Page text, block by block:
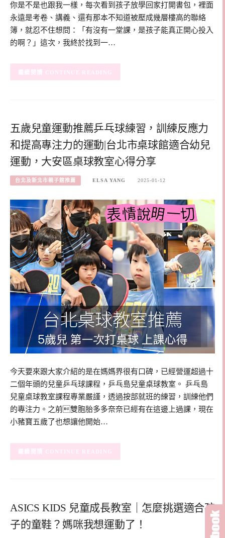
你是不是也跟我一樣，每次看到孩子放學回家打開書包，裡面
永遠是考卷、講義、還有那本不知道被壓成幾層樓高的聯絡
簿，就忍不住想問：「有沒有一堂課，是孩子能真正開心投入
的啊？」這次，我終於找到一…
CONTINUE READING
五歲兒童運動推薦乒乓球練習，訓練反應力
和提高專注力的運動|台北市桌球館適合幼兒
運動，大安區桌球教室心得分享
台北及新北市親子館推薦 ELSA YANG 2025-01-12
今天要來跟大家介紹的是在媽媽界很有口碑，已經營運超過十
二個年頭的兒童乒乓球課程，乒乓島兒童桌球教室。 乒乓島
兒童桌球教室課程專業嚴謹，透過按部就班的練習，訓練他們
的專注力。之前雙胞胎多多奈奈已經有在這邊上過課，現在
小豬寶五歲了也想讓他開始…
CONTINUE READING
ASICS KIDS 兒童成長教室｜怎麼挑選適合孩
子的童鞋？媽咪我想運動了！